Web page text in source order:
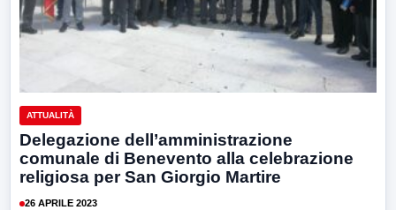
ATTUALITÀ
Delegazione dell’amministrazione
comunale di Benevento alla celebrazione
religiosa per San Giorgio Martire
26 APRILE 2023